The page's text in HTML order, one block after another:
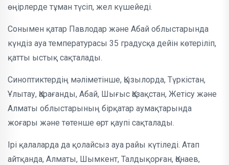
өңірлерде тұман түсіп, жел күшейеді.
Сонымен қатар Павлодар және Абай облыстарында
күндіз ауа температурасы 35 градусқа дейін көтеріліп,
қатты ыстық сақталады.
Синоптиктердің мәліметінше, Қызылорда, Түркістан,
Ұлытау, Қарағанды, Абай, Шығыс Қазақстан, Жетісу және
Алматы облыстарының бірқатар аумақтарында
жоғары және төтенше өрт қаупі сақталады.
Ірі қалаларда да қолайсыз ауа райы күтіледі. Атап
айтқанда, Алматы, Шымкент, Талдықорған, Қонаев,